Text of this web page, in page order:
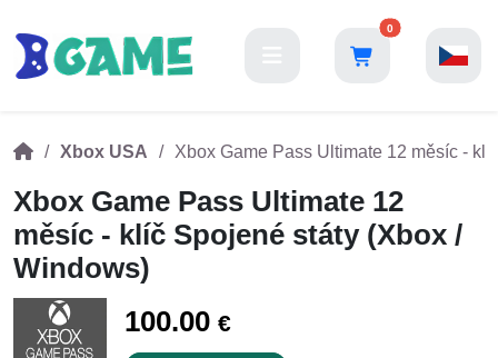
0
Xbox USA Xbox Game Pass Ultimate 12 měsíc -
Xbox Game Pass Ultimate 12
měsíc - klíč Spojené státy (Xbox /
Windows)
100.00 €